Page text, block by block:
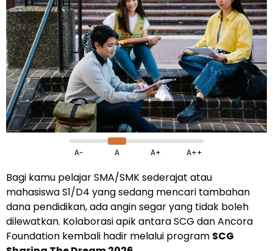
A- A A+ A++
Bagi kamu pelajar SMA/SMK sederajat atau
mahasiswa S1/D4 yang sedang mencari tambahan
dana pendidikan, ada angin segar yang tidak boleh
dilewatkan. Kolaborasi apik antara SCG dan Ancora
Foundation kembali hadir melalui program SCG